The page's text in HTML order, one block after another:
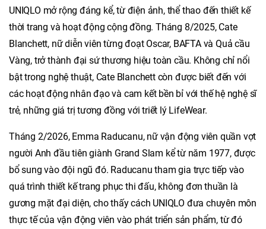
UNIQLO mở rộng đáng kể, từ điện ảnh, thể thao đến thiết kế
thời trang và hoạt động cộng đồng. Tháng 8/2025, Cate
Blanchett, nữ diễn viên từng đoạt Oscar, BAFTA và Quả cầu
Vàng, trở thành đại sứ thương hiệu toàn cầu. Không chỉ nổi
bật trong nghệ thuật, Cate Blanchett còn được biết đến với
các hoạt động nhân đạo và cam kết bền bỉ với thế hệ nghệ sĩ
trẻ, những giá trị tương đồng với triết lý LifeWear.
Tháng 2/2026, Emma Raducanu, nữ vận động viên quần vợt
người Anh đầu tiên giành Grand Slam kể từ năm 1977, được
bổ sung vào đội ngũ đó. Raducanu tham gia trực tiếp vào
quá trình thiết kế trang phục thi đấu, không đơn thuần là
gương mặt đại diện, cho thấy cách UNIQLO đưa chuyên môn
thực tế của vận động viên vào phát triển sản phẩm, từ đó